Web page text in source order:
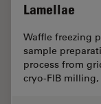
Lamellae
Waffle freezing
sample
process from
cryo-FIB